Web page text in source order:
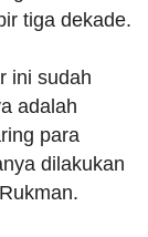
tiga dekade.
ini sudah
adalah
para
dilakukan